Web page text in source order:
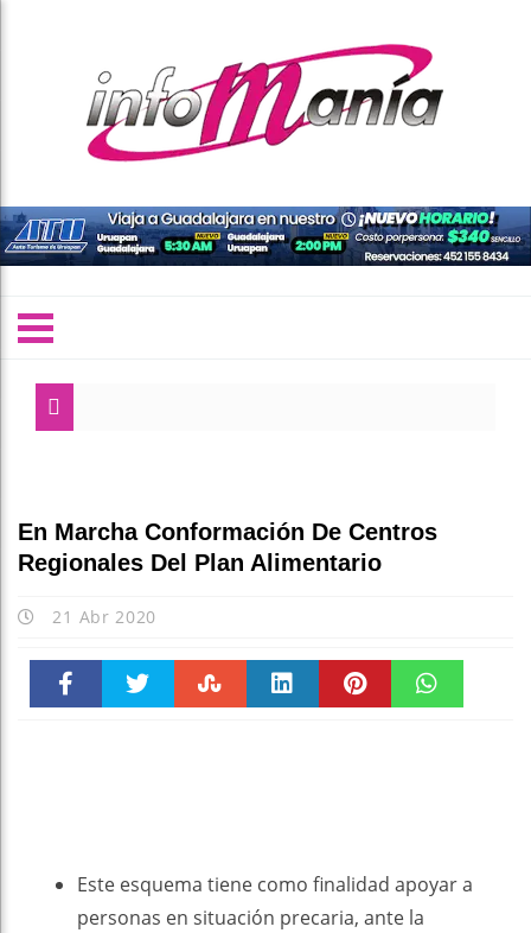
En Marcha Conformación De Centros
Regionales Del Plan Alimentario
21 Abr 2020
Este esquema tiene como finalidad apoyar a
personas en situación precaria, ante la